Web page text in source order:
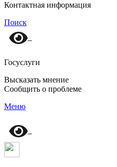
Контактная информация
Поиск
Госуслуги
Высказать мнение
Сообщить о проблеме
Меню